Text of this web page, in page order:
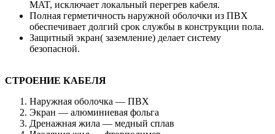
MAT, исключает локальный перегрев кабеля.
Полная герметичность наружной оболочки из ПВХ
обеспечивает долгий срок службы в конструкции пола.
Защитный экран( заземление) делает систему
безопасной.
СТРОЕНИЕ КАБЕЛЯ
Наружная оболочка — ПВХ
Экран — алюминиевая фольга
Дренажная жила — медный сплав